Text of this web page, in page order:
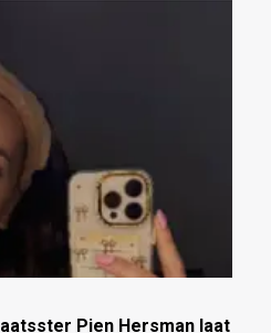
Pien Hersman laat